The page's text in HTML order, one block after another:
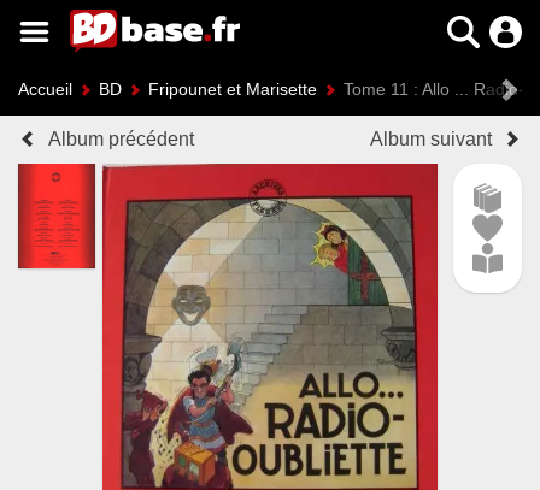
Accueil BD Fripounet et Marisette Tome 11 : Allo ... Radio-
Album précédent Album suivant